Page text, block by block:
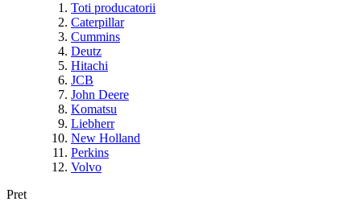
Toti producatorii
Caterpillar
Cummins
Deutz
Hitachi
JCB
John Deere
Komatsu
Liebherr
New Holland
Perkins
Volvo
Pret